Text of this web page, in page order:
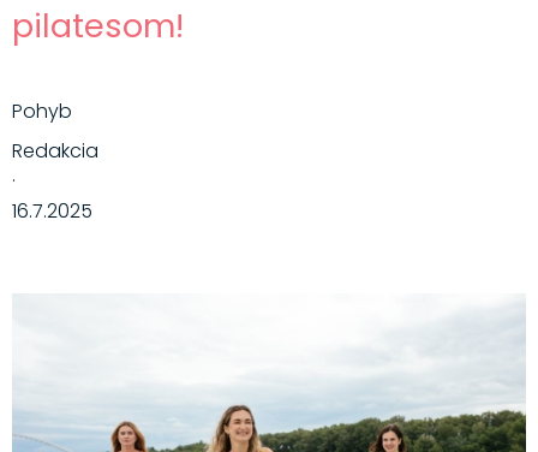
pilatesom!
Pohyb
Redakcia
·
16.7.2025